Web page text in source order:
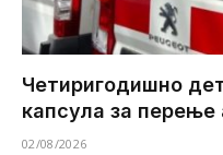
Четиригодишно
капсула за
02/08/2026